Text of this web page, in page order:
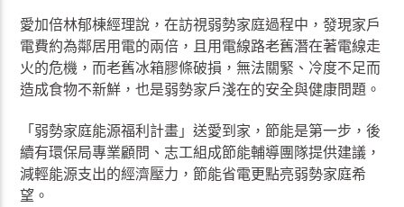
愛加倍林郁棟經理說，在訪視弱勢家庭過程中，發現家戶
電費約為鄰居用電的兩倍，且用電線路老舊潛在著電線走
火的危機，而老舊冰箱膠條破損，無法關緊、冷度不足而
造成食物不新鮮，也是弱勢家戶淺在的安全與健康問題。
「弱勢家庭能源福利計畫」送愛到家，節能是第一步，後
續有環保局專業顧問、志工組成節能輔導團隊提供建議，
減輕能源支出的經濟壓力，節能省電更點亮弱勢家庭希
望。